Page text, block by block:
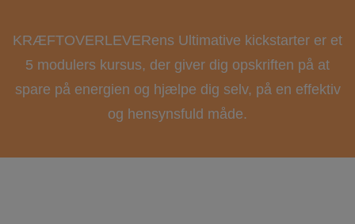
KRÆFTOVERLEVERens Ultimative kickstarter er et
5 modulers kursus, der giver dig opskriften på at
spare på energien og hjælpe dig selv, på en effektiv
og hensynsfuld måde.